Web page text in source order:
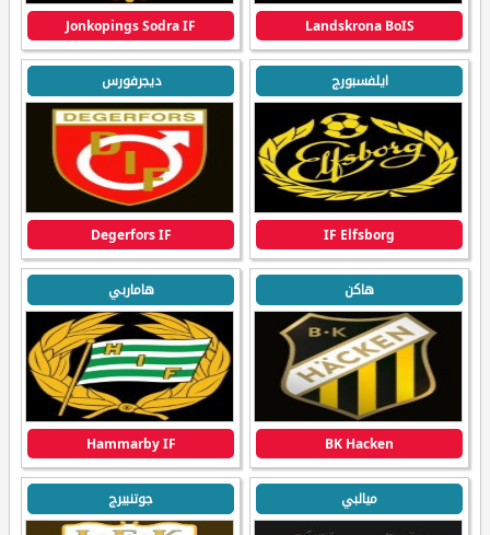
Landskrona BoIS
Jonkopings Sodra IF
ايلفسبورج
IF Elfsborg
ديجرفورس
Degerfors IF
هاكن
BK Hacken
هاماربي
Hammarby IF
ميالبي جوتنبيرج